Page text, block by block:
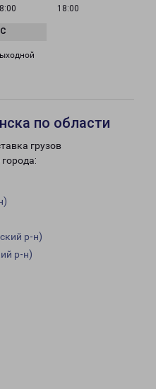
18:00
по области
грузов
р-н)
р-н)